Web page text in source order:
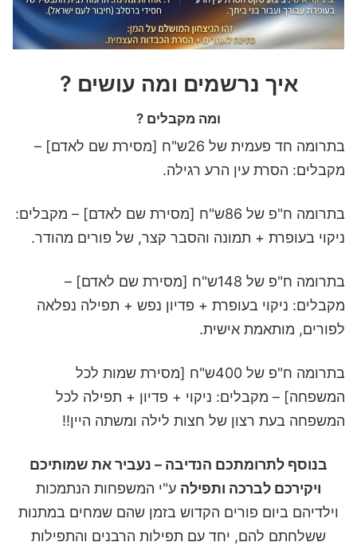
איך נרשמים ומה עושים ?
ומה מקבלים ?
בתרומה חד פעמית של 26ש"ח [מסירת שם לאדם] –
מקבלים: הסרת עין הרע רגילה.
בתרומה ח"פ של 86ש"ח [מסירת שם לאדם] – מקבלים:
ניקוי בעופרת + תמונה והסבר קצר, של פורים מהודר.
בתרומה ח"פ של 148ש"ח [מסירת שם לאדם] –
מקבלים: ניקוי בעופרת + פדיון נפש + תפילה נפלאה
לפורים, מותאמת אישית.
בתרומה ח"פ של 400ש"ח [מסירת שמות לכל
המשפחה] – מקבלים: ניקוי + פדיון + תפילה לכל
המשפחה בעת רצון של חצות לילה ומשתה היין!!
בנוסף לתרומתכם הנדיבה – נעביר את שמותיכם
ויקירכם לברכה ותפילה ע"י המשפחות הנתמכות
וילדיהם ביום פורים הקדוש בזמן שהם שמחים במתנות
ששלחתם להם, יחד עם תפילות הרבנים והתפילות